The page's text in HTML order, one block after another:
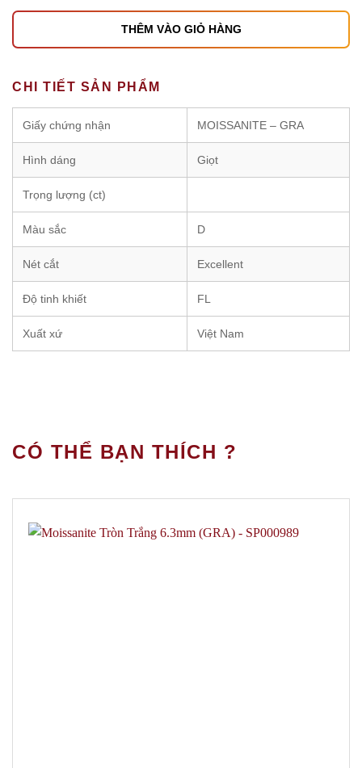
THÊM VÀO GIỎ HÀNG
CHI TIẾT SẢN PHẨM
Giấy chứng nhận MOISSANITE – GRA
Hình dáng Giọt
Trọng lượng (ct)
Màu sắc D
Nét cắt Excellent
Độ tinh khiết FL
Xuất xứ Việt Nam
CÓ THỂ BẠN THÍCH ?